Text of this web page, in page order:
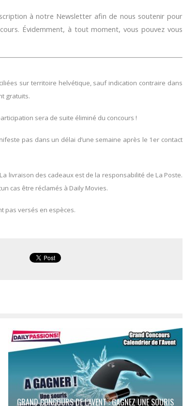
à notre Newsletter afin de nous soutenir pour
Évidemment, à tout moment, vous pouvez vous
sur territoire helvétique, sauf indication contraire dans
gratuits.
sera de suite éliminé du concours !
pas dans un délai d’une semaine après le 1er contact
livraison des cadeaux est de la responsabilité de La Poste.
cas être réclamés à Daily Movies.
pas versés en espèces.
GRAND CONCOURS DE L’AVENT : GAGNEZ UNE SOURIS